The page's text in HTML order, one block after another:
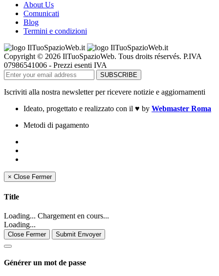
About Us
Comunicati
Blog
Termini e condizioni
Copyright © 2026 IlTuoSpazioWeb. Tous droits réservés. P.IVA
07986541006 - Prezzi esenti IVA
Iscriviti alla nostra newsletter per ricevere notizie e aggiornamenti
Ideato, progettato e realizzato con il ♥ by Webmaster Roma
Metodi di pagamento
× Close Fermer
Title
Loading... Chargement en cours...
Loading...
Close Fermer Submit Envoyer
Générer un mot de passe